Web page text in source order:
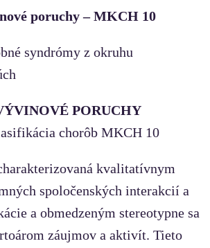
poruchy – MKCH 10
syndrómy z okruhu
PORUCHY
chorôb MKCH 10
kvalitatívnym
spoločenských interakcií a
a obmedzeným stereotypne sa
záujmov a aktivít. Tieto